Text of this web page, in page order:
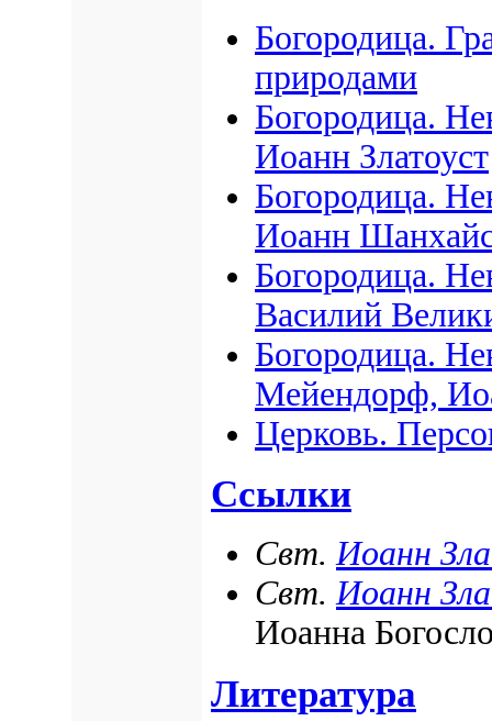
Богородица.
природами
Богородица.
Иоанн Златоуст
Богородица.
Иоанн
Богородица.
Василий
Богородица.
Мейендорф,
Церковь.
Ссылки
Свт.Иоанн
Свт.Иоанн
Иоанна
Литература